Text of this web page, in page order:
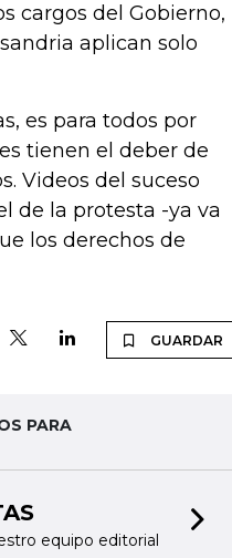
cargos del Gobierno,
aplican solo
es para todos por
tienen el deber de
Videos del suceso
de la protesta -ya va
los derechos de
GUARDAR
PARA
equipo editorial